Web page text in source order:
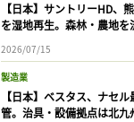
【日本】サントリーHD、
を湿地再生。森林・農地を
2026/07/15
製造業
【日本】ベスタス、ナセ
管。治具・設備拠点は北九